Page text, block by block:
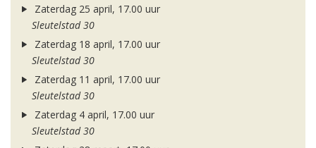
Zaterdag 25 april, 17.00 uur
Sleutelstad 30
Zaterdag 18 april, 17.00 uur
Sleutelstad 30
Zaterdag 11 april, 17.00 uur
Sleutelstad 30
Zaterdag 4 april, 17.00 uur
Sleutelstad 30